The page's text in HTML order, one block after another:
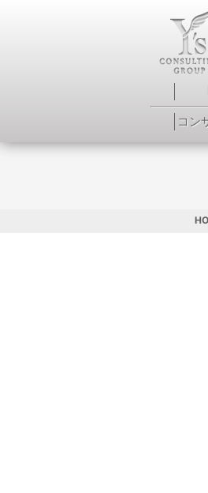
コン